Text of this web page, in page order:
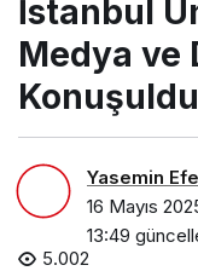
İstanbul
Medya ve
Konuşuldu
Yasemin Efe
16 Mayıs
13:49
5.002